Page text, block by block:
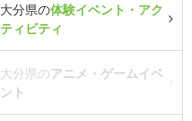
大分県の体験イベント・アク
ティビティ
大分県のアニメ・ゲームイベ
ント